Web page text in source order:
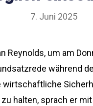
7. Juni 2025
Reynolds, um am
während
wirtschaftliche
halten, sprach er mit